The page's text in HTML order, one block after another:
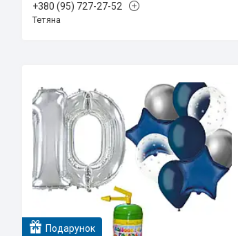
+380 (95) 727-27-52
Тетяна
Подарунок